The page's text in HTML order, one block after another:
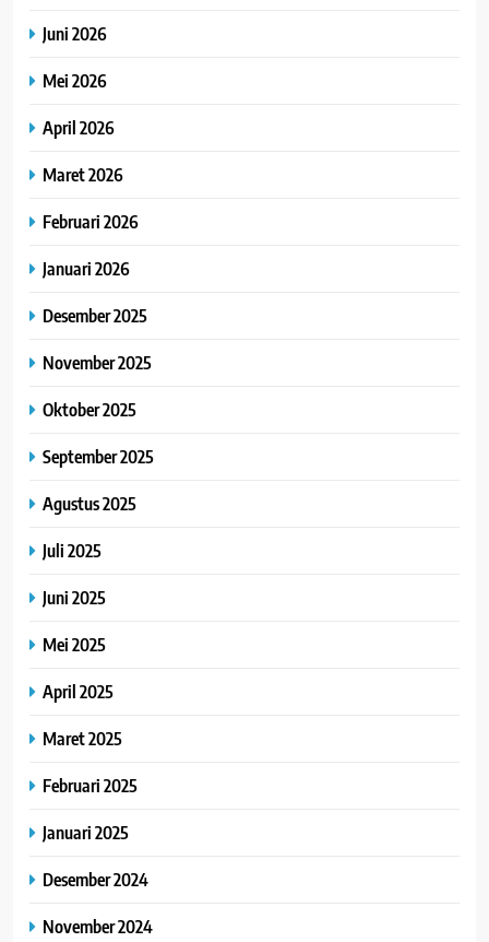
Juni 2026
Mei 2026
April 2026
Maret 2026
Februari 2026
Januari 2026
Desember 2025
November 2025
Oktober 2025
September 2025
Agustus 2025
Juli 2025
Juni 2025
Mei 2025
April 2025
Maret 2025
Februari 2025
Januari 2025
Desember 2024
November 2024